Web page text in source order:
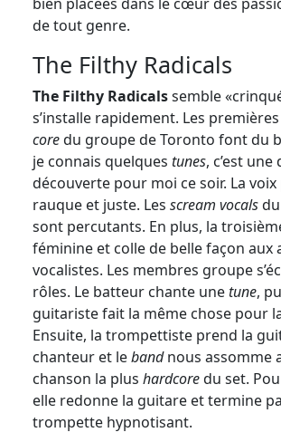
de tout genre.
The Filthy Radicals
The Filthy Radicalssemble
s’installe rapidement. Les
coredu groupe de Toronto font du
je connais quelques tunes, c’est
découverte pour moi ce soir. La
rauque et juste. Les scream vocals
sont percutants. En plus, la
féminine et colle de belle façon aux
vocalistes. Les membres groupe
rôles. Le batteur chante unetune,
guitariste fait la même chose pour
Ensuite, la trompettiste prend la
chanteur et lebandnous assomme
chanson la plus hardcoredu set.
elle redonne la guitare et termine
trompette hypnotisant.